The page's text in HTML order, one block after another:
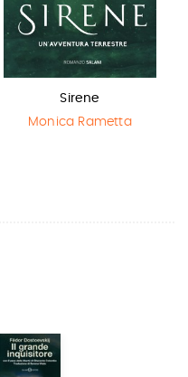
Sirene
Monica Rametta